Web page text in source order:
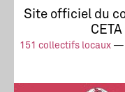
Site officiel du
151 collectifs locaux —
Actus
Stop à